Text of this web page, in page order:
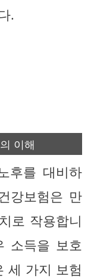
.
이해
후를 대비하
강보험은 만
로 작용합니
소득을 보호
세 가지 보험